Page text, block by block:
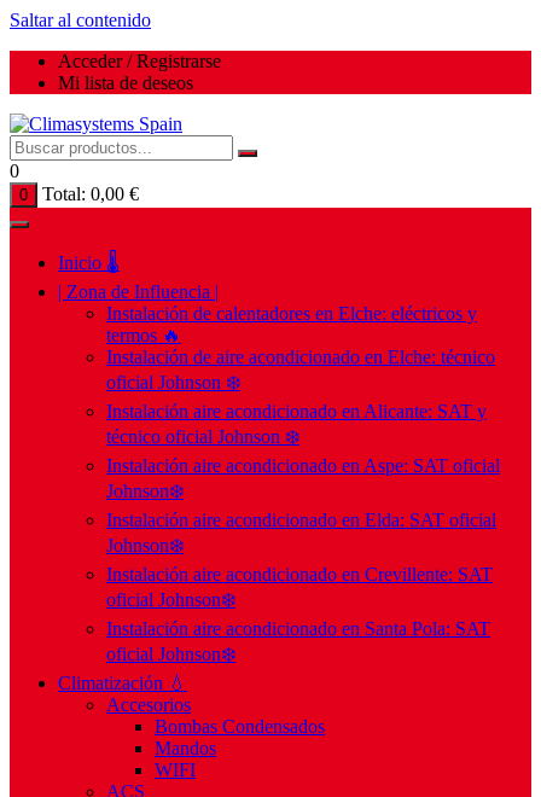
Saltar al contenido
Acceder / Registrarse
Mi lista de deseos
0
0 Total: 0,00 €
Inicio 🌡️
| Zona de Influencia |
Instalación de calentadores en Elche: eléctricos y
termos 🔥
Instalación de aire acondicionado en Elche: técnico
oficial Johnson ❄️
Instalación aire acondicionado en Alicante: SAT y
técnico oficial Johnson ❄️
Instalación aire acondicionado en Aspe: SAT oficial
Johnson❄️
Instalación aire acondicionado en Elda: SAT oficial
Johnson❄️
Instalación aire acondicionado en Crevillente: SAT
oficial Johnson❄️
Instalación aire acondicionado en Santa Pola: SAT
oficial Johnson❄️
Climatización 💧
Accesorios
Bombas Condensados
Mandos
WIFI
ACS